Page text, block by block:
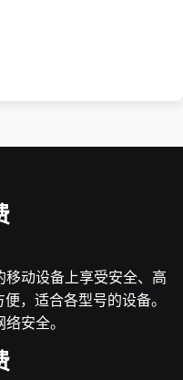
动设备上享受安全、高
，适合各型号的设备。
安全。